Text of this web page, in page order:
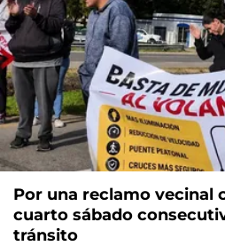
Por una reclamo vecinal
cuarto sábado
tránsito